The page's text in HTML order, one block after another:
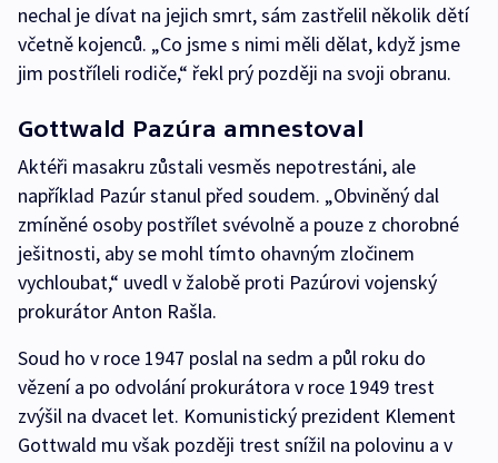
nechal je dívat na jejich smrt, sám zastřelil několik dětí
včetně kojenců. „Co jsme s nimi měli dělat, když jsme
jim postříleli rodiče,“ řekl prý později na svoji obranu.
Gottwald Pazúra amnestoval
Aktéři masakru zůstali vesměs nepotrestáni, ale
například Pazúr stanul před soudem. „Obviněný dal
zmíněné osoby postřílet svévolně a pouze z chorobné
ješitnosti, aby se mohl tímto ohavným zločinem
vychloubat,“ uvedl v žalobě proti Pazúrovi vojenský
prokurátor Anton Rašla.
Soud ho v roce 1947 poslal na sedm a půl roku do
vězení a po odvolání prokurátora v roce 1949 trest
zvýšil na dvacet let. Komunistický prezident Klement
Gottwald mu však později trest snížil na polovinu a v